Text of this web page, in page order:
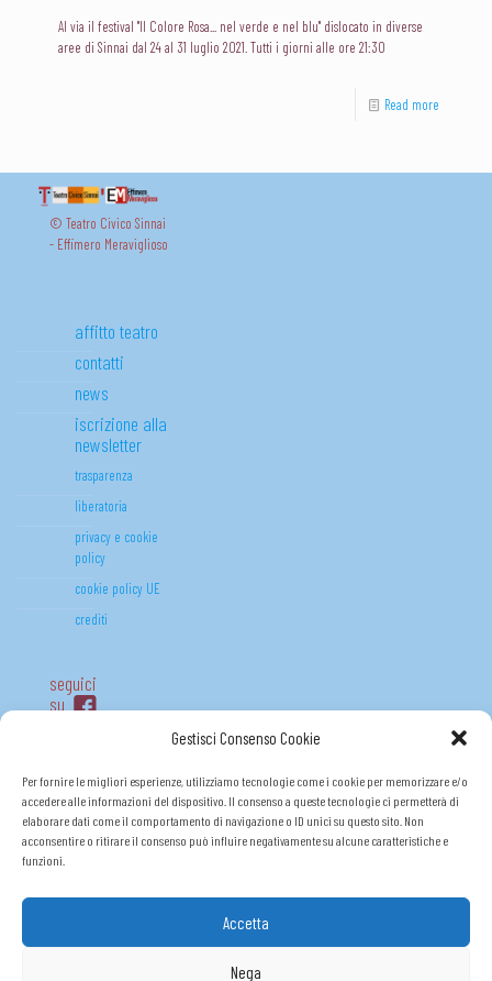
Gestisci Consenso Cookie
Per fornire le migliori esperienze, utilizziamo tecnologie come i cookie per memorizzare e/o
accedere alle informazioni del dispositivo. Il consenso a queste tecnologie ci permetterà di
elaborare dati come il comportamento di navigazione o ID unici su questo sito. Non
acconsentire o ritirare il consenso può influire negativamente su alcune caratteristiche e
funzioni.
Accetta
Nega
Al via il festival "Il Colore Rosa... nel verde e nel blu" dislocato in diverse
aree di Sinnai dal 24 al 31 luglio 2021. Tutti i giorni alle ore 21:30
Read more
© Teatro Civico Sinnai
- Effimero Meraviglioso
affitto teatro
contatti
news
iscrizione alla
newsletter
trasparenza
liberatoria
privacy e cookie
policy
cookie policy UE
crediti
seguici
su
FONDO (R)ESISTO P.O.R. FSE 2014-2020